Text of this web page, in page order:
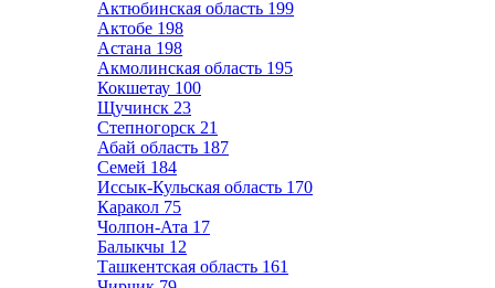
Актюбинская область 199
Актобе 198
Астана 198
Акмолинская область 195
Кокшетау 100
Щучинск 23
Степногорск 21
Абай область 187
Семей 184
Иссык-Кульская область 170
Каракол 75
Чолпон-Ата 17
Балыкчы 12
Ташкентская область 161